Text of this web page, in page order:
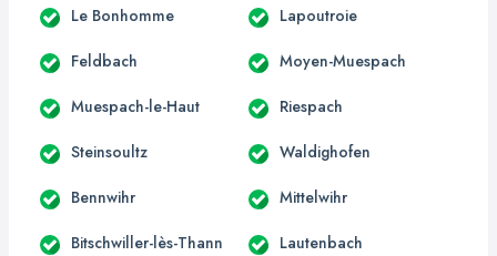
Le Bonhomme Lapoutroie
Feldbach Moyen-Muespach
Muespach-le-Haut Riespach
Steinsoultz Waldighofen
Bennwihr Mittelwihr
Bitschwiller-lès-Thann Lautenbach